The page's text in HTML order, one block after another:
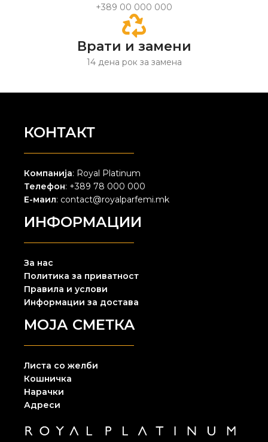
+389 00 000 000
Врати и замени
14 дена рок за замена
КОНТАКТ
Компанија: Royal Platinum
Телефон: +389 78 000 000
Е-маил: contact@royalparfemi.mk
ИНФОРМАЦИИ
За нас
Политика за приватност
Правила и услови
Информации за достава
МОЈА СМЕТКА
Листа со желби
Кошничка
Нарачки
Адреси